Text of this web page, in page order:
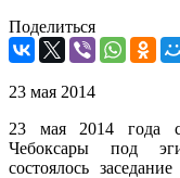
Поделиться
23 мая 2014
23 мая 2014 года
Чебоксары под
состоялось